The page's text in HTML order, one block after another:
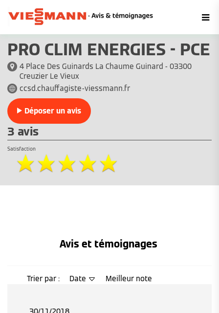
PRO CLIM ENERGIES - PCE
4 Place Des Guinards La Chaume Guinard - 03300
Creuzier Le Vieux
ccsd.chauffagiste-viessmann.fr
Déposer un avis
3 avis
Satisfaction
Avis et témoignages
Trier par : Date Meilleur note